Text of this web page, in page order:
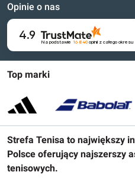
Top marki
Strefa Tenisa to największy
Polsce oferujący najszerszy
tenisowych.
Opinie o nas
4.9
Na podstawie 16 840opinii z całego okresu